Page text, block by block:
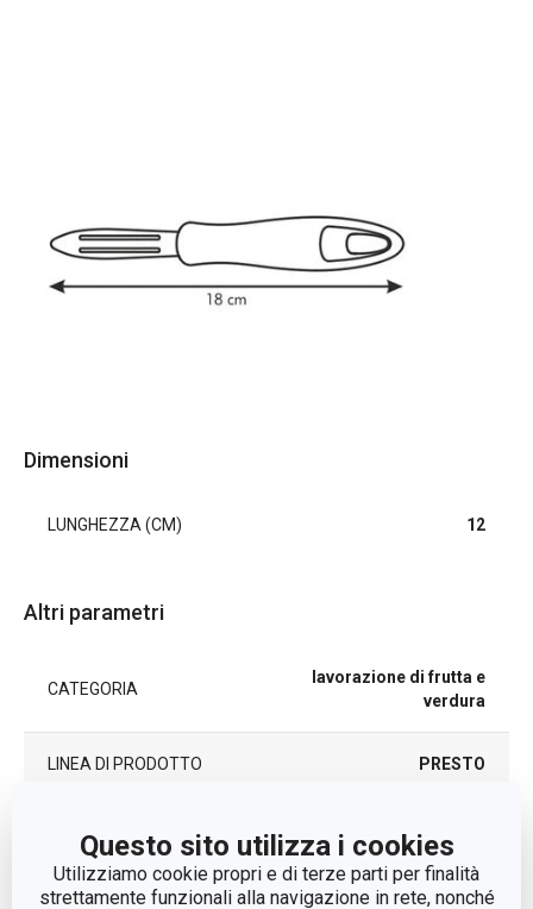
Questo sito utilizza i cookies
Utilizziamo cookie propri e di terze parti per finalità
strettamente funzionali alla navigazione in rete, nonché
Dimensioni
LUNGHEZZA (CM) 12
Altri parametri
CATEGORIA
lavorazione di frutta e
verdura
LINEA DI PRODOTTO PRESTO
MATERIALE
inossidabile